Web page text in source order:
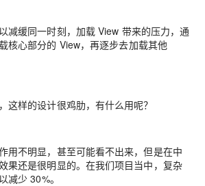
减缓同一时刻，加载 View 带来的压力，通
核心部分的 View，再逐步去加载其他
这样的设计很鸡肋，有什么用呢？
用不明显，甚至可能看不出来，但是在中
果还是很明显的。在我们项目当中，复杂
减少 30%。